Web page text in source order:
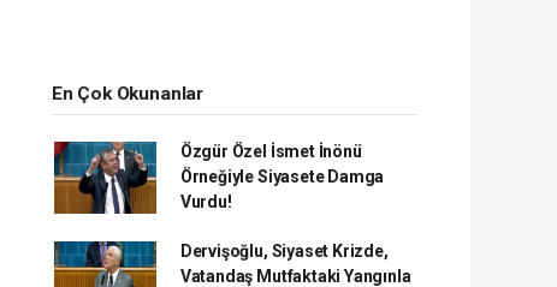
En Çok Okunanlar
Özgür Özel İsmet İnönü
Örneğiyle Siyasete Damga
Vurdu!
Dervişoğlu, Siyaset Krizde,
Vatandaş Mutfaktaki Yangınla